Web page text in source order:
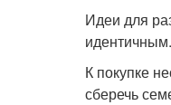
Идеи для
идентичным.
К покупке
сберечь